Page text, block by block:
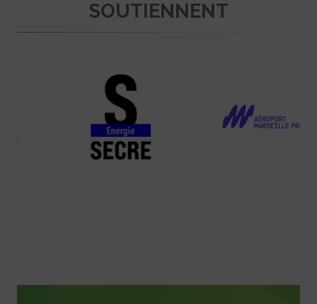
SOUTIENNENT